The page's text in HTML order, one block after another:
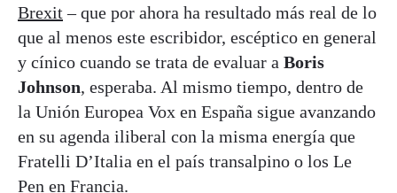
Brexit – que por ahora ha resultado más real de lo
que al menos este escribidor, escéptico en general
y cínico cuando se trata de evaluar a Boris
Johnson, esperaba. Al mismo tiempo, dentro de
la Unión Europea Vox en España sigue avanzando
en su agenda iliberal con la misma energía que
Fratelli D’Italia en el país transalpino o los Le
Pen en Francia.